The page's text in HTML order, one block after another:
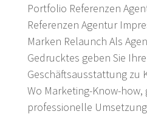
Portfolio Referenzen
Referenzen Agentur
Marken Relaunch Als
Gedrucktes geben Sie Ihre
Geschäftsausstattung zu
Wo Marketing-Know-how,
professionelle